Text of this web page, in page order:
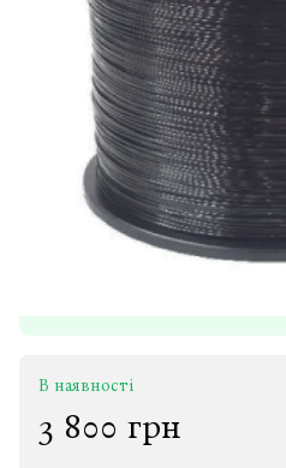
В наявності
3 800 грн